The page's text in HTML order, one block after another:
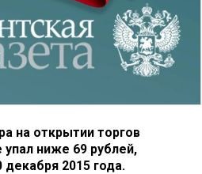
на открытии торгов
ниже 69 рублей,
2015 года.